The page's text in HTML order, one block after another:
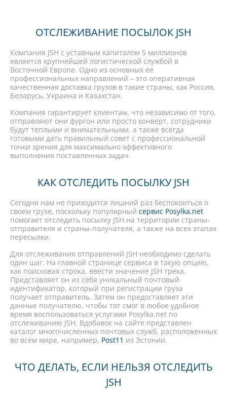
ОТСЛЕЖИВАНИЕ ПОСЫЛОК JSH
Компания JSH с уставным капиталом 5 миллионов
является крупнейшей логистической службой в
Восточной Европе. Одно из основных ее
профессиональных направлений – это оперативная
качественная доставка грузов в такие страны, как Россия,
Беларусь, Украина и Казахстан.
Компания гарантирует клиентам, что независимо от того,
отправляют они фургон или просто конверт, сотрудники
будут теплыми и внимательными, а также всегда
готовыми дать правильный совет с профессиональной
точки зрения для максимально эффективного
выполнения поставленных задач.
КАК ОТСЛЕДИТЬ ПОСЫЛКУ JSH
Сегодня нам не приходится лишний раз беспокоиться о
своем грузе, поскольку популярный сервис Posylka.net
помогает отследить посылку JSH на территории страны-
отправителя и страны-получателя, а также на всех этапах
пересылки.
Для отслеживания отправлений JSH необходимо сделать
один шаг. На главной странице сервиса в такую опцию,
как поисковая строка, ввести значение JSH трека.
Представляет он из себя уникальный почтовый
идентификатор, который при регистрации груза
получает отправитель. Затем он предоставляет эти
данные получателю, чтобы тот смог в любое удобное
время воспользоваться услугами Posylka.net по
отслеживанию JSH. Вдобавок на сайте представлен
каталог многочисленных почтовых служб, расположенных
во всем мире, например, Post11 из Эстонии.
ЧТО ДЕЛАТЬ, ЕСЛИ НЕЛЬЗЯ ОТСЛЕДИТЬ
JSH